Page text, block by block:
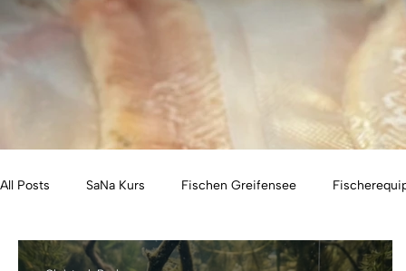
All Posts SaNa Kurs Fischen Greifensee
Eisfischen Geschenkideen Freiangelrecht